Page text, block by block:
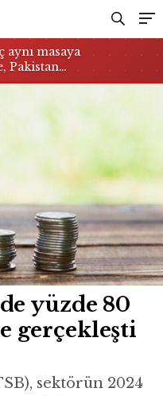
aynı masaya
Pakistan…
yüzde 80
gerçekleşti
sektörün 2024